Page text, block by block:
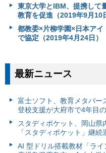
東京大学とIBM、提携して
教育を促進（2019年9月10
都教委×片柳学園×日本アイ
で協定（2019年4月24日）
最新ニュース
富⼠ソフト、教育メタバー
登校支援が大府市で4年目
スタディポケット、岡山県
「スタディポケット」継続
AI 型ドリル搭載教材「ライ